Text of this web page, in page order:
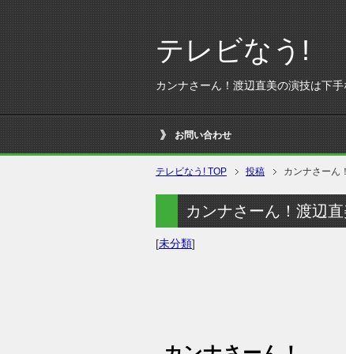
テレビなう!
カンナさーん！渡辺直美の演技は下
お問い合わせ
テレビなう! TOP 投稿 カンナさーん
カンナさーん！渡辺
[未分類]